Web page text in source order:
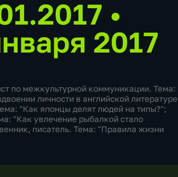
•
2017
по межкультурной коммуникации.
личности в английской
"Как японцы делят людей на типы?";
"Как увлечение рыбалкой стало
писатель. Тема: "Правила жизни